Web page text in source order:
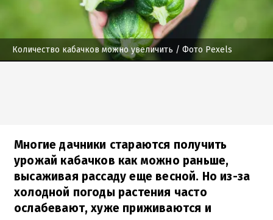
Количество кабачков можно увеличить / Фото Pexels
Многие дачники стараются получить
урожай кабачков как можно раньше,
высаживая рассаду еще весной. Но из-за
холодной погоды растения часто
ослабевают, хуже приживаются и